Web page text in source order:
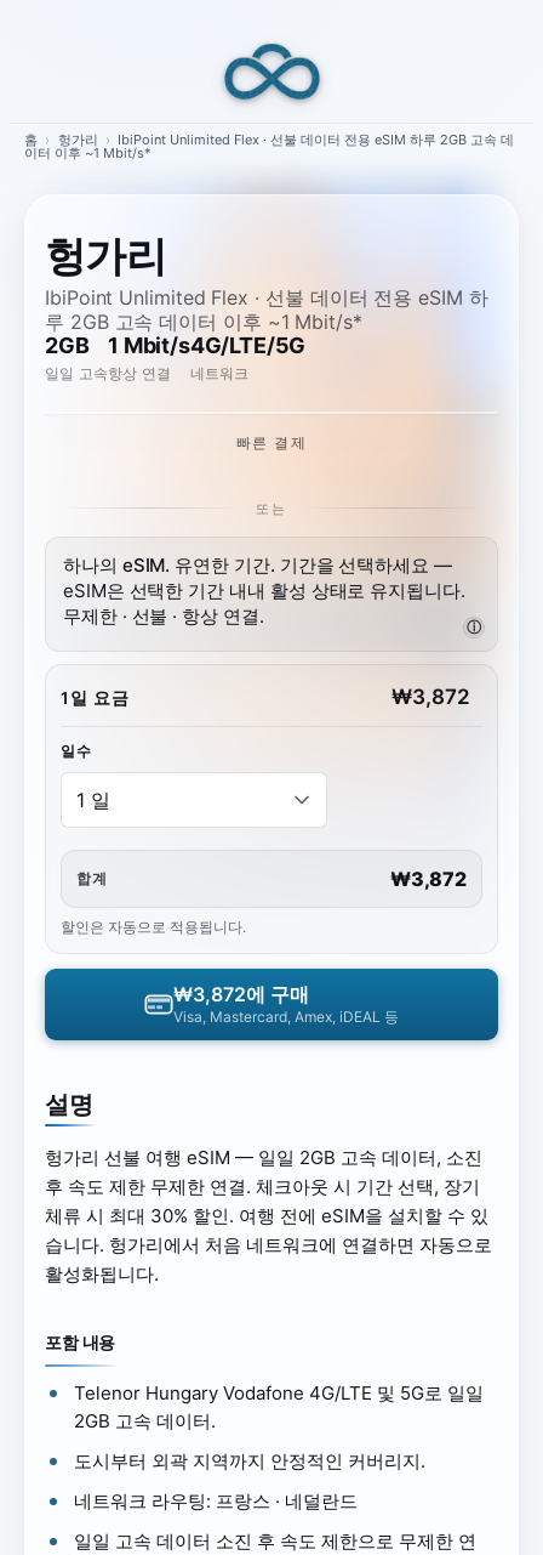
홈 › 헝가리 › IbiPoint Unlimited Flex · 선불 데이터 전용 eSIM 하루 2GB 고속 데
이터 이후 ~1 Mbit/s*
헝가리
IbiPoint Unlimited Flex · 선불 데이터 전용 eSIM 하
루 2GB 고속 데이터 이후 ~1 Mbit/s*
2GB
일일 고속
1 Mbit/s
항상 연결
4G/LTE/5G
네트워크
설명
헝가리 선불 여행 eSIM — 일일 2GB 고속 데이터, 소진
후 속도 제한 무제한 연결. 체크아웃 시 기간 선택, 장기
체류 시 최대 30% 할인. 여행 전에 eSIM을 설치할 수 있
습니다. 헝가리에서 처음 네트워크에 연결하면 자동으로
활성화됩니다.
포함 내용
Telenor Hungary Vodafone 4G/LTE 및 5G로 일일
2GB 고속 데이터.
도시부터 외곽 지역까지 안정적인 커버리지.
네트워크 라우팅: 프랑스 · 네덜란드
일일 고속 데이터 소진 후 속도 제한으로 무제한 연
빠른 결제
또는
하나의 eSIM. 유연한 기간. 기간을 선택하세요 —
eSIM은 선택한 기간 내내 활성 상태로 유지됩니다.
무제한 · 선불 · 항상 연결.
ⓘ
1일 요금 ₩3,872
일수
합계 ₩3,872
할인은 자동으로 적용됩니다.
₩3,872에 구매
Visa, Mastercard, Amex, iDEAL 등